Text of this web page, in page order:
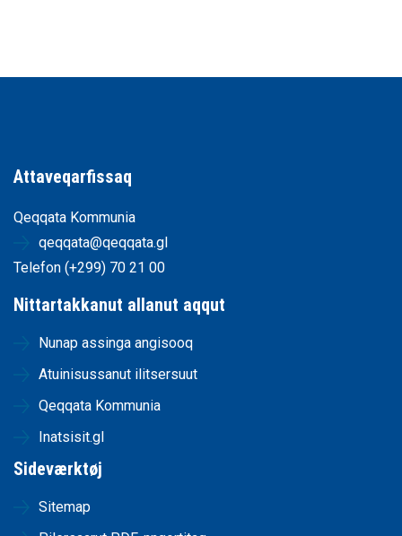
Attaveqarfissaq
Qeqqata Kommunia
qeqqata@qeqqata.gl
Telefon (+299) 70 21 00
Nittartakkanut allanut aqqut
Nunap assinga angisooq
Atuinisussanut ilitsersuut
Qeqqata Kommunia
Inatsisit.gl
Sideværktøj
Sitemap